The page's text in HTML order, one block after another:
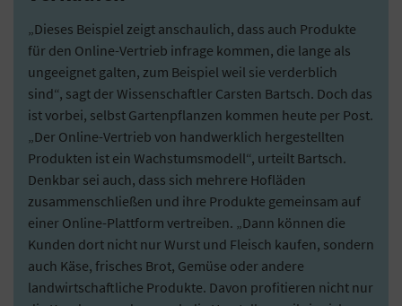
„Dieses Beispiel zeigt anschaulich, dass auch Produkte
für den Online-Vertrieb infrage kommen, die lange als
ungeeignet galten, zum Beispiel weil sie verderblich
sind“, sagt der Wissenschaftler Carsten Bartsch. Doch das
ist vorbei, selbst Gartenpflanzen kommen heute per Post.
„Der Online-Vertrieb von handwerklich hergestellten
Produkten ist ein Wachstumsmodell“, urteilt Bartsch.
Denkbar sei auch, dass sich mehrere Hofläden
zusammenschließen und ihre Produkte gemeinsam auf
einer Online-Plattform vertreiben. „Dann können die
Kunden dort nicht nur Wurst und Fleisch kaufen, sondern
auch Käse, frisches Brot, Gemüse oder andere
landwirtschaftliche Produkte. Davon profitieren nicht nur